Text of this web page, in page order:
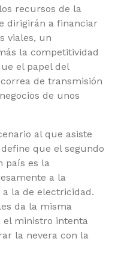
recursos de la
dirigirán a financiar
viales, un
la competitividad
el papel del
de transmisión
de unos
al que asiste
que el segundo
país es la
a la
la de electricidad.
da la misma
el ministro intenta
la nevera con la